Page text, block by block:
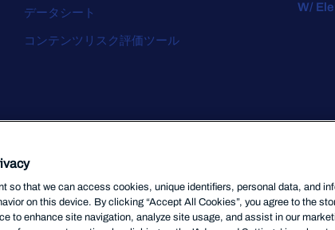
データシート
コンテンツリスク評価ツール
W/
so that we can access cookies, unique identifiers, personal data, and
on this device. By clicking “Accept All Cookies”, you agree to the
to enhance site navigation, analyze site usage, and assist in our